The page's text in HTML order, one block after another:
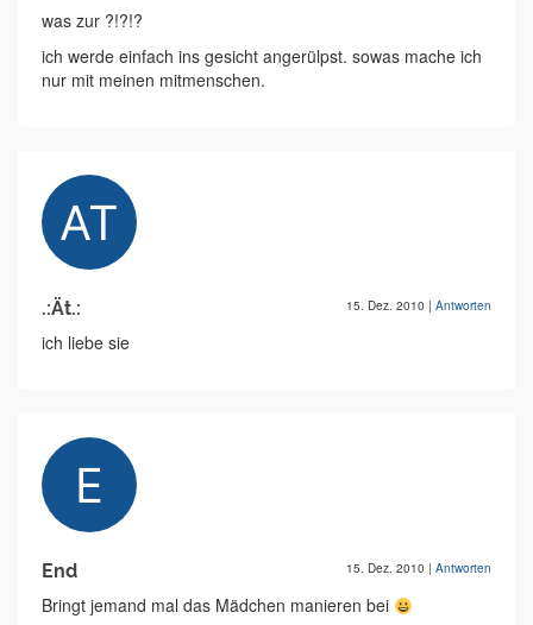
was zur ?!?!?
ich werde einfach ins gesicht angerülpst. sowas mache ich
nur mit meinen mitmenschen.
.:Ät.: 15. Dez. 2010 | Antworten
ich liebe sie
End 15. Dez. 2010 | Antworten
Bringt jemand mal das Mädchen manieren bei